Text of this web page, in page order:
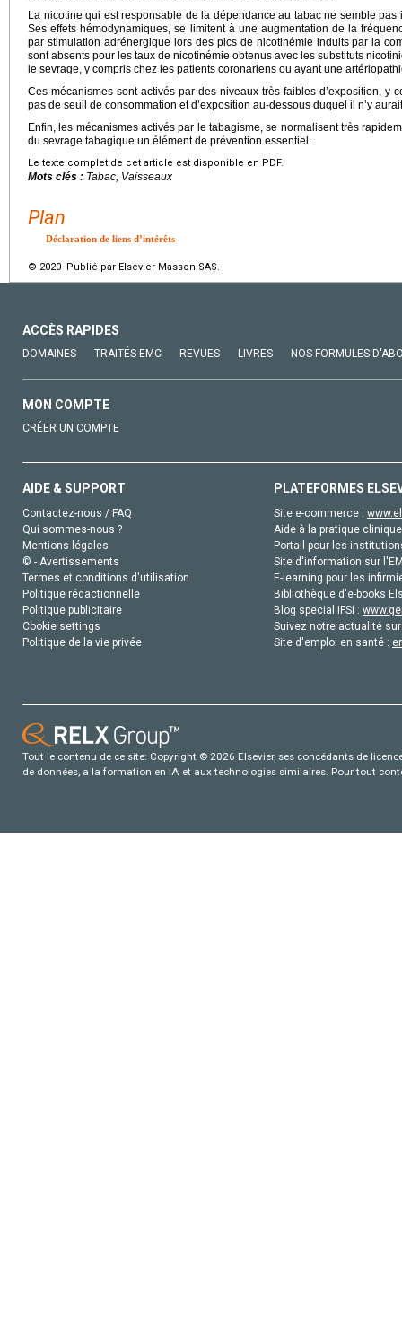
La nicotine qui est responsable de la dépendance au tabac ne semble
Ses effets hémodynamiques, se limitent à une augmentation de la
par stimulation adrénergique lors des pics de nicotinémie induits par la
sont absents pour les taux de nicotinémie obtenus avec les substituts
le sevrage, y compris chez les patients coronariens ou ayant une
Ces mécanismes sont activés par des niveaux très faibles d’exposition, y
pas de seuil de consommation et d’exposition au-dessous duquel il n’y
Enfin, les mécanismes activés par le tabagisme, se normalisent très
du sevrage tabagique un élément de prévention essentiel.
Le texte complet de cet article est disponible en PDF.
Mots clés : Tabac, Vaisseaux
Plan
Déclaration de liens d’intérêts
© 2020 Publié par Elsevier Masson SAS.
ACCÈS RAPIDES
DOMAINES TRAITÉS EMC REVUES LIVRES NOS FORMULES
MON COMPTE
CRÉER UN COMPTE
AIDE & SUPPORT
Contactez-nous / FAQ
Qui sommes-nous ?
Mentions légales
© - Avertissements
Termes et conditions d'utilisation
Politique rédactionnelle
Politique publicitaire
Cookie settings
Politique de la vie privée
PLATEFORMES
Site e-commerce :
Aide à la pratique
Portail pour les
Site d'information sur
E-learning pour les
Bibliothèque d'e-books
Blog special IFSI :
Suivez notre actualité
Site d'emploi en santé :
Tout le contenu de ce site: Copyright © 2026 Elsevier, ses concédants de
de données, a la formation en IA et aux technologies similaires. Pour tout